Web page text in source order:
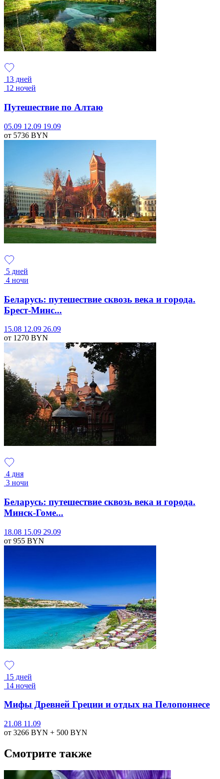
13 дней
12 ночей
Путешествие по Алтаю
05.09 12.09 19.09
от 5736 BYN
5 дней
4 ночи
Беларусь: путешествие сквозь века и города.
Брест-Минс...
15.08 12.09 26.09
от 1270 BYN
4 дня
3 ночи
Беларусь: путешествие сквозь века и города.
Минск-Гоме...
18.08 15.09 29.09
от 955 BYN
15 дней
14 ночей
Мифы Древней Греции и отдых на Пелопоннесе
21.08 11.09
от 3266 BYN + 500 BYN
Смотрите также